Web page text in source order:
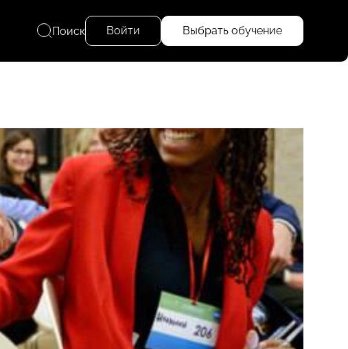
Поиск Войти Выбрать обучение